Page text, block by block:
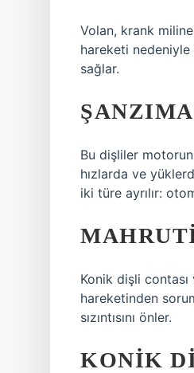
Volan, krank
hareketi
sağlar.
Bu dişliler motorun
hızlarda ve
iki türe ayrılır:
Konik dişli
hareketinden
sızıntısını önler.
KONIK